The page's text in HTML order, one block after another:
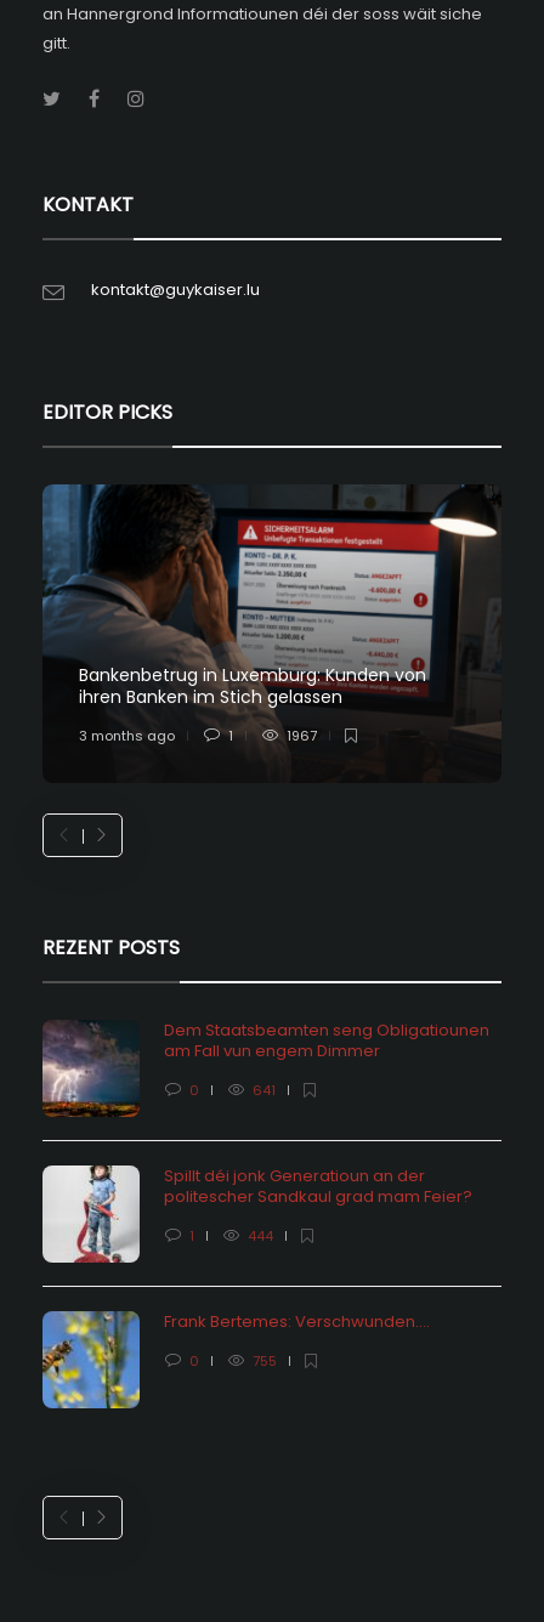
an Hannergrond Informatiounen déi der soss wäit siche
gitt.
KONTAKT
kontakt@guykaiser.lu
EDITOR PICKS
Bankenbetrug in Luxemburg: Kunden von
ihren Banken im Stich gelassen
3 months ago 1 1967
REZENT POSTS
Dem Staatsbeamten seng Obligatiounen
am Fall vun engem Dimmer
0 641
Spillt déi jonk Generatioun an der
politescher Sandkaul grad mam Feier?
1 444
Frank Bertemes: Verschwunden….
0 755